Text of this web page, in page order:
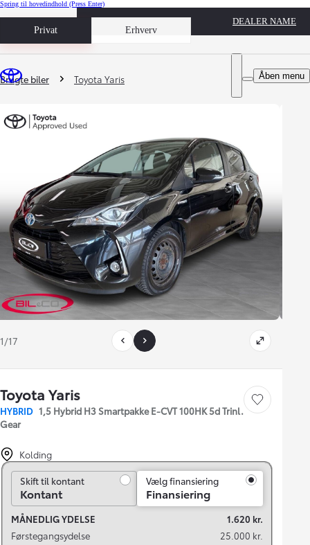
Spring til hovedindhold (Press Enter)
Privat Erhverv
Book prøvetur
DEALER NAME
Åben menu
Du er her
Brugte biler Toyota Yaris
1/17
Toyota Yaris
HYBRID 1,5 Hybrid H3 Smartpakke E-CVT 100HK 5d Trinl.
Gear
Gem bil
Kolding
Skift til kontant
Skift til kontant
Kontant
Vælg finansiering
Finansiering
MÅNEDLIG YDELSE
1.620 kr.
Førstegangsydelse
25.000 kr.